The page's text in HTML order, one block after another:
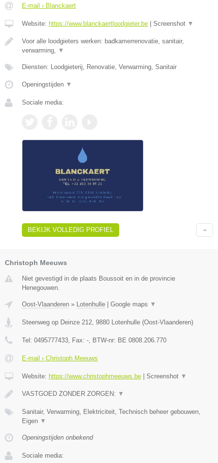
E-mail › Blanckaert
Website: https://www.blanckaertloodgieter.be Screenshot ▼
Voor alle loodgieters werken: badkamerrenovatie, sanitair,
verwarming,
▼
Diensten: Loodgieterij, Renovatie, Verwarming, Sanitair
Openingstijden ▼
Sociale media:
BEKIJK VOLLEDIG PROFIEL
Christoph Meeuws
Niet gevestigd in de plaats Boussoit en in de provincie
Henegouwen.
Oost-Vlaanderen » Lotenhulle | Google maps ▼
Steenweg op Deinze 212 9880 Lotenhulle (Oost-Vlaanderen)
Tel: 0495777433 , Fax: - , BTW-nr: BE 0808.206.770
E-mail › Christoph Meeuws
Website: https://www.christophmeeuws.be | Screenshot ▼
VASTGOED ZONDER ZORGEN: ▼
Sanitair, Verwarming, Elektriciteit, Technisch beheer gebouwen,
Eigen ▼
Openingstijden onbekend
Sociale media: